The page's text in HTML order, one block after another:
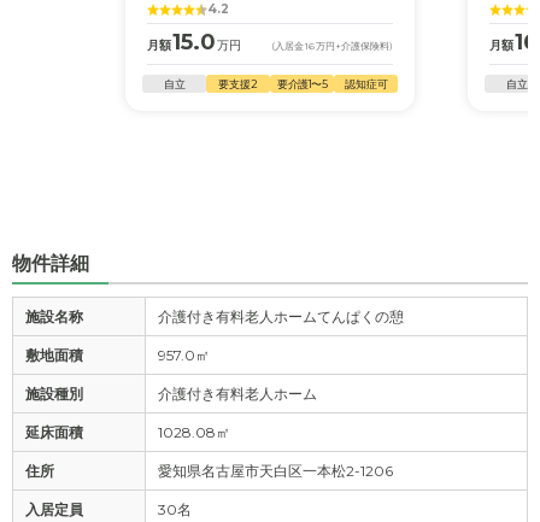
4.2
月額15.0万円 (入居金16万円 +介護保険料)
自立 要支援2 要介護1〜5 認知症可
月額
自立
物件詳細
施設名称 介護付き有料老人ホームてんぱくの憩
敷地面積 957.0㎡
施設種別 介護付き有料老人ホーム
延床面積 1028.08㎡
住所 愛知県名古屋市天白区一本松2-1206
入居定員 30名